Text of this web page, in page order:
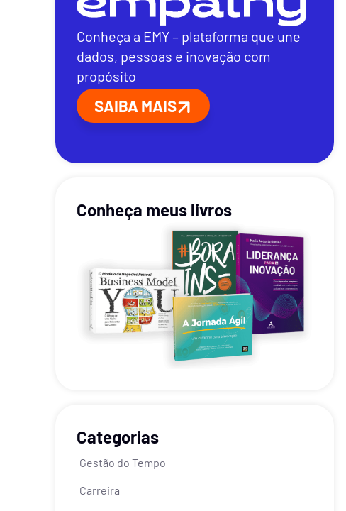
Conheça a EMY – plataforma que une
dados, pessoas e inovação com
propósito
SAIBA MAIS
Conheça meus livros
Categorias
Gestão do Tempo
Carreira